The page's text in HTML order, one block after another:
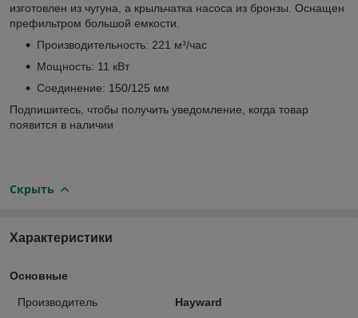
изготовлен из чугуна, а крыльчатка насоса из бронзы. Оснащен
префильтром большой емкости.
Производительность: 221 м³/час
Мощность: 11 кВт
Соединение: 150/125 мм
Подпишитесь, чтобы получить уведомление, когда товар
появится в наличии
Скрыть
Характеристики
Основные
Производитель
Hayward